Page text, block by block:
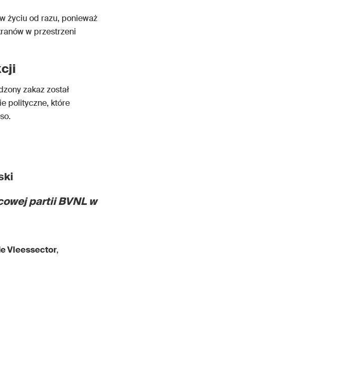
życiu od razu, ponieważ
w przestrzeni
zakaz został
polityczne, które
partii BVNL w
Vleessector,